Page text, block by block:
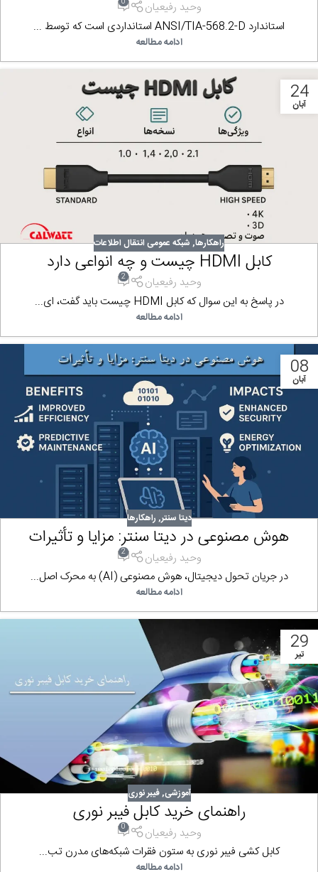
وحید رفیعیان
استاندارد ANSI/TIA-568.2-D استانداردی است که توسط ...
ادامه مطالعه
24
آبان
راهکارها, شبکه عمومی انتقال اطلاعات
کابل HDMI چیست و چه انواعی دارد
وحید رفیعیان 2
در پاسخ به این سوال که کابل HDMI چیست باید گفت، ای...
ادامه مطالعه
08
آبان
دیتا سنتر, راهکارها
هوش مصنوعی در دیتا سنتر: مزایا و تأثیرات
وحید رفیعیان 2
در جریان تحول دیجیتال، هوش مصنوعی (AI) به محرک اصل...
ادامه مطالعه
29
تیر
آموزشی,فیبر نوری
راهنمای خرید کابل فیبر نوری
وحید رفیعیان 0
کابل‌ کشی فیبر نوری به ستون فقرات شبکه‌های مدرن تب...
ادامه مطالعه